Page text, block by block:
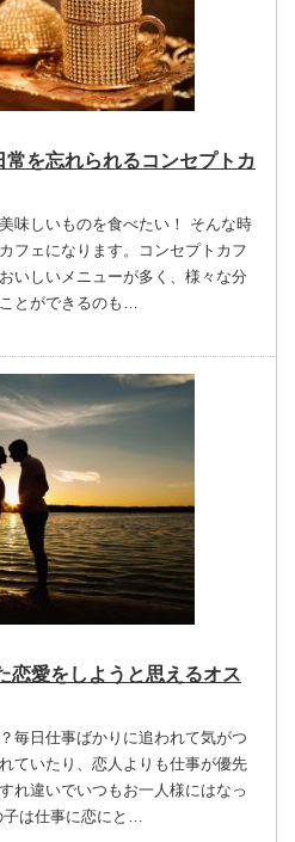
を忘れられるコンセプトカ
味しいものを食べたい！ そんな時
フェになります。コンセプトカフ
いしいメニューが多く、様々な分
とができるのも…
恋愛をしようと思えるオス
毎日仕事ばかりに追われて気がつ
ていたり、恋人よりも仕事が優先
れ違いでいつもお一人様にはなっ
は仕事に恋にと…